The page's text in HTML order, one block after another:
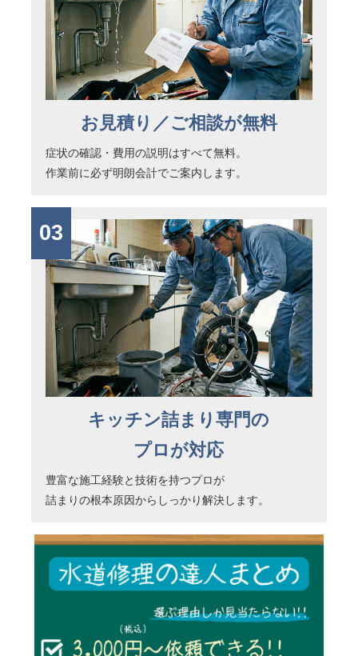
お見積り／ご相談が無料
症状の確認・費用の説明はすべて無料。
作業前に必ず明朗会計でご案内します。
03
キッチン詰まり専門の
プロが対応
豊富な施工経験と技術を持つプロが
詰まりの根本原因からしっかり解決します。